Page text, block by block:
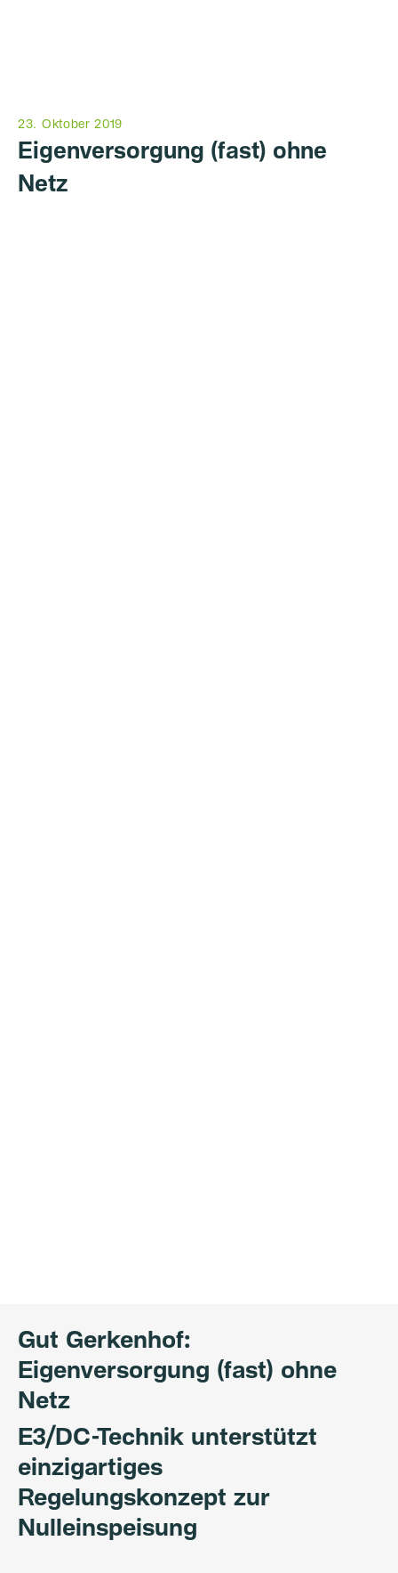
23. Oktober 2019
Eigenversorgung (fast) ohne
Netz
Gut Gerkenhof:
Eigenversorgung (fast) ohne
Netz
E3/DC-Technik unterstützt
einzigartiges
Regelungskonzept zur
Nulleinspeisung